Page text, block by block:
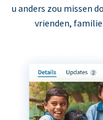
u anders zou missen
vrienden,